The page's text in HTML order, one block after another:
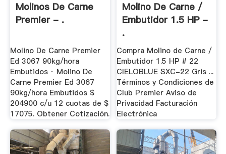
Molinos De Carne
Premier - .
Molino De Carne Premier
Ed 3067 90kg/hora
Embutidos · Molino De
Carne Premier Ed 3067
90kg/hora Embutidos $
204900 c/u 12 cuotas de $
17075. Obtener Cotización.
Molino De Carne /
Embutidor 1.5 HP -
.
Compra Molino de Carne /
Embutidor 1.5 HP # 22
CIELOBLUE SXC-22 Gris ...
Términos y Condiciones de
Club Premier Aviso de
Privacidad Facturación
Electrónica